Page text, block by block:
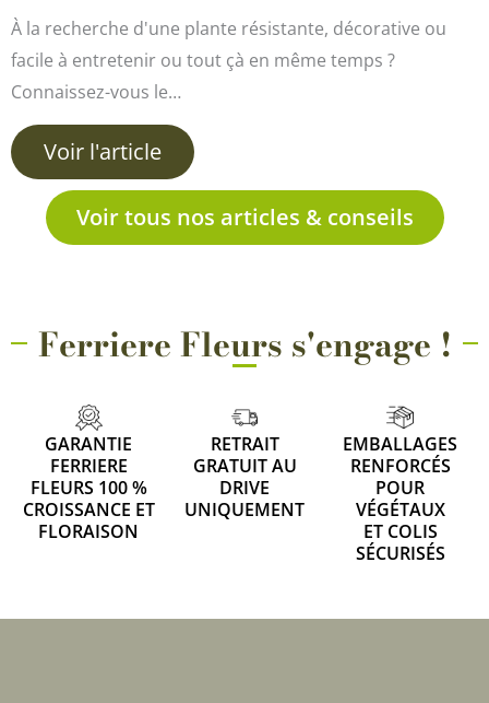
À la recherche d'une plante résistante, décorative ou
facile à entretenir ou tout çà en même temps ?
Connaissez-vous le…
Voir l'article
Voir tous nos articles & conseils
Ferriere Fleurs s'engage !
GARANTIE
FERRIERE
FLEURS 100 %
CROISSANCE ET
FLORAISON
RETRAIT
GRATUIT AU
DRIVE
UNIQUEMENT
EMBALLAGES
RENFORCÉS
POUR
VÉGÉTAUX
ET COLIS
SÉCURISÉS